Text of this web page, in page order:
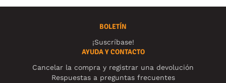
BOLETÍN
¡Suscríbase!
AYUDA Y CONTACTO
Cancelar la compra y registrar una devolución
Respuestas a preguntas frecuentes